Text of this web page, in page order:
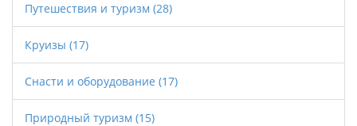
Путешествия и туризм (28)
Круизы (17)
Снасти и оборудование (17)
Природный туризм (15)